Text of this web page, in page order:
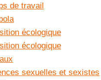
de travail
écologique
écologique
sexuelles et sexistes